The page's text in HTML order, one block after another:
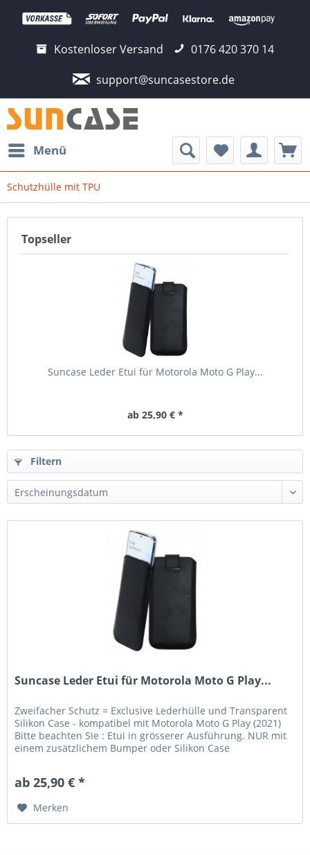
Kostenloser Versand
0176 420 370 14
support@suncasestore.de
Menü
Schutzhülle mit TPU
Topseller
Suncase Leder Etui für Motorola Moto G Play...
ab 25,90 € *
Filtern
Suncase Leder Etui für Motorola Moto G Play...
Zweifacher Schutz = Exclusive Lederhülle und Transparent
Silikon Case - kompatibel mit Motorola Moto G Play (2021)
Bitte beachten Sie : Etui in grösserer Ausführung. NUR mit
einem zusätzlichem Bumper oder Silikon Case
ab 25,90 € *
Merken